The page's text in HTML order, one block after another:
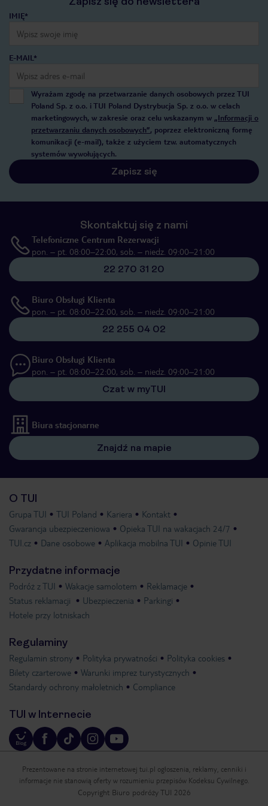
IMIĘ*
E-MAIL*
Wyrażam zgodę na przetwarzanie danych osobowych przez TUI
Poland Sp. z o.o. i TUI Poland Dystrybucja Sp. z o.o. w celach
marketingowych, w zakresie oraz celu wskazanym w „Informacji o
przetwarzaniu danych osobowych”, poprzez elektroniczną formę
komunikacji (e-mail), także z użyciem tzw. automatycznych
systemów wywołujących.
Zapisz się
Skontaktuj się z nami
Telefoniczne Centrum Rezerwacji
pon. – pt. 08:00–22:00, sob. – niedz. 09:00–21:00
22 270 31 20
Biuro Obsługi Klienta
pon. – pt. 08:00–22:00, sob. – niedz. 09:00–21:00
22 255 04 02
Biuro Obsługi Klienta
pon. – pt. 08:00–22:00, sob. – niedz. 09:00–21:00
Czat w myTUI
Biura stacjonarne
Znajdź na mapie
O TUI
Grupa TUI TUI Poland Kariera
Kontakt
Gwarancja ubezpieczeniowa
Opieka TUI na wakacjach 24/7
TUI.cz
Dane osobowe Aplikacja mobilna TUI Opinie TUI
Przydatne informacje
Podróż z TUI Wakacje samolotem
Reklamacje
Status reklamacji
Ubezpieczenia
Parkingi
Hotele przy lotniskach
Regulaminy
Regulamin strony Polityka prywatności
Polityka cookies
Bilety czarterowe
Warunki imprez turystycznych
Standardy ochrony małoletnich
Compliance
TUI w Internecie
Prezentowane na stronie internetowej tui.pl ogłoszenia, reklamy, cenniki i
informacje nie stanowią oferty w rozumieniu przepisów Kodeksu Cywilnego.
Copyright Biuro podróży TUI 2026